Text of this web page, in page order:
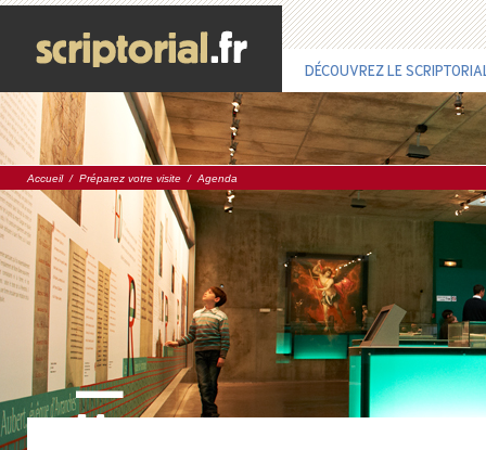
DÉCOUVREZ LE
Accueil/ Préparez votre visite / Agenda